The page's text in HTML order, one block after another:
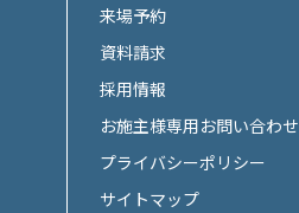
来場予約
資料請求
採用情報
お施主様専用お問い合わせ
プライバシーポリシー
サイトマップ